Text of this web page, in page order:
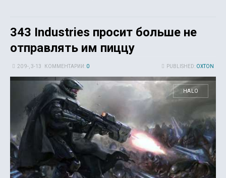
343 Industries просит больше не
отправлять им пиццу
PUBLISHED: OXTON
20 9-, 3-13 КОММЕНТАРИИ: 0
HALO